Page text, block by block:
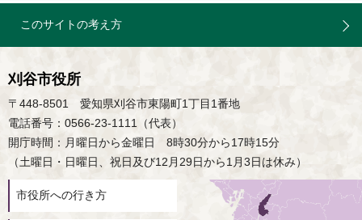
このサイトの考え方
刈谷市役所
〒448-8501 愛知県刈谷市東陽町1丁目1番地
電話番号：0566-23-1111（代表）
開庁時間：月曜日から金曜日 8時30分から17時15分
（土曜日・日曜日、祝日及び12月29日から1月3日は休み）
市役所への行き方